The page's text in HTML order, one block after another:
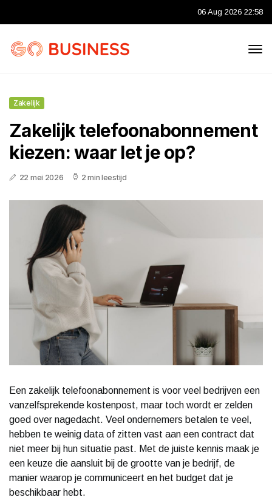
06 Aug 2026 22:58
Zakelijk
Zakelijk telefoonabonnement
kiezen: waar let je op?
22 mei 2026 2 min leestijd
Een zakelijk telefoonabonnement is voor veel bedrijven een
vanzelfsprekende kostenpost, maar toch wordt er zelden
goed over nagedacht. Veel ondernemers betalen te veel,
hebben te weinig data of zitten vast aan een contract dat
niet meer bij hun situatie past. Met de juiste kennis maak je
een keuze die aansluit bij de grootte van je bedrijf, de
manier waarop je communiceert en het budget dat je
beschikbaar hebt.